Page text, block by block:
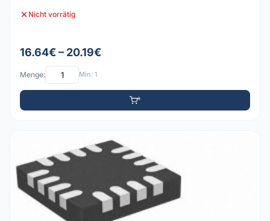
Nicht vorrätig
16.64€ – 20.19€
Menge: Min: 1